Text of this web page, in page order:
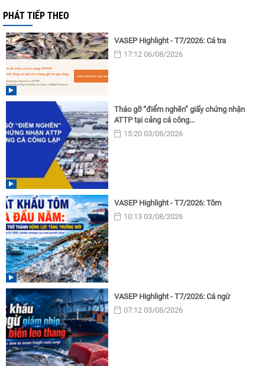
PHÁT TIẾP THEO
VASEP Highlight - T7/2026: Cá tra
17:12 06/08/2026
Tháo gỡ “điểm nghẽn” giấy chứng nhận
ATTP tại cảng cá công...
15:20 03/08/2026
VASEP Highlight - T7/2026: Tôm
10:13 03/08/2026
VASEP Highlight - T7/2026: Cá ngừ
07:12 03/08/2026